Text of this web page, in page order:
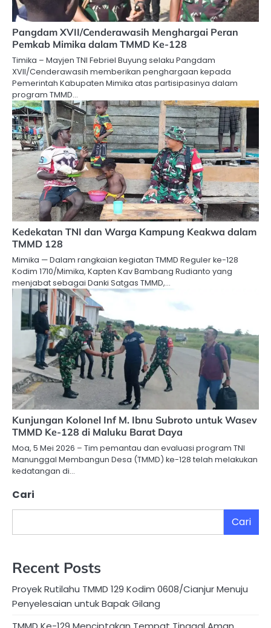
Pangdam XVII/Cenderawasih Menghargai Peran
Pemkab Mimika dalam TMMD Ke-128
Timika – Mayjen TNI Febriel Buyung selaku Pangdam
XVII/Cenderawasih memberikan penghargaan kepada
Pemerintah Kabupaten Mimika atas partisipasinya dalam
program TMMD…
Kedekatan TNI dan Warga Kampung Keakwa dalam
TMMD 128
Mimika — Dalam rangkaian kegiatan TMMD Reguler ke-128
Kodim 1710/Mimika, Kapten Kav Bambang Rudianto yang
menjabat sebagai Danki Satgas TMMD,…
Kunjungan Kolonel Inf M. Ibnu Subroto untuk Wasev
TMMD Ke-128 di Maluku Barat Daya
Moa, 5 Mei 2026 – Tim pemantau dan evaluasi program TNI
Manunggal Membangun Desa (TMMD) ke-128 telah melakukan
kedatangan di…
Cari
Cari
Recent Posts
Proyek Rutilahu TMMD 129 Kodim 0608/Cianjur Menuju
Penyelesaian untuk Bapak Gilang